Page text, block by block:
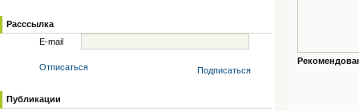
Расссылка
E-mail
Отписаться Подписаться
Публикации